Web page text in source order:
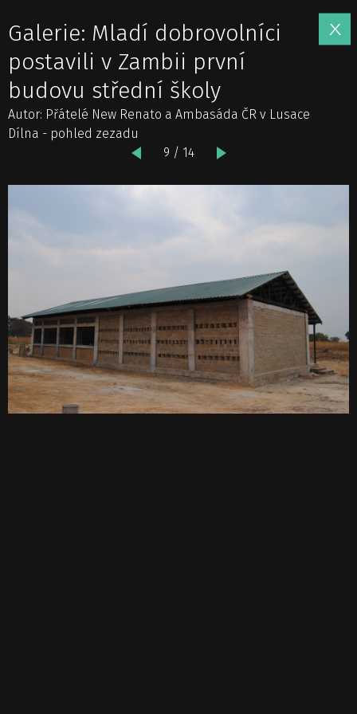
Galerie: Mladí dobrovolníci
postavili v Zambii první
budovu střední školy
Autor: Přátelé New Renato a Ambasáda ČR v Lusace
Dílna - pohled zezadu
9 / 14